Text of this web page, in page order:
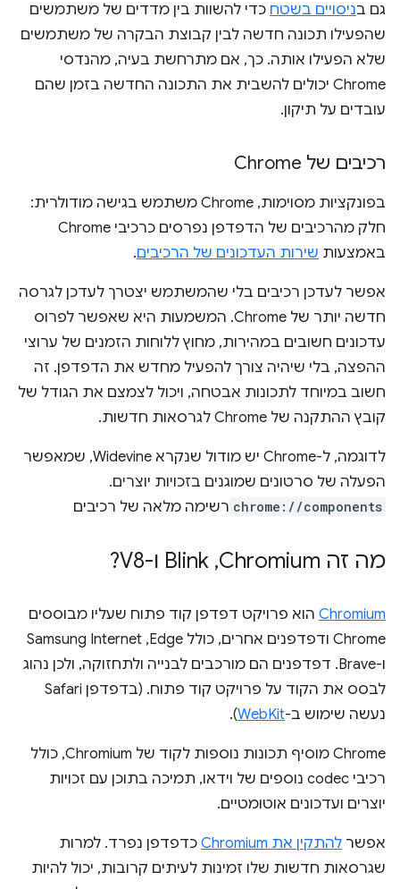
גם בניסויים בשטח כדי להשוות בין מדדים של משתמשים
שהפעילו תכונה חדשה לבין קבוצת הבקרה של משתמשים
שלא הפעילו אותה. כך, אם מתרחשת בעיה, מהנדסי
Chrome יכולים להשבית את התכונה החדשה בזמן שהם
עובדים על תיקון.
רכיבים של Chrome
בפונקציות מסוימות, Chrome משתמש בגישה מודולרית:
חלק מהרכיבים של הדפדפן נפרסים כרכיבי Chrome
באמצעות שירות העדכונים של הרכיבים.
אפשר לעדכן רכיבים בלי שהמשתמש יצטרך לעדכן לגרסה
חדשה יותר של Chrome. המשמעות היא שאפשר לפרוס
עדכונים חשובים במהירות, מחוץ ללוחות הזמנים של ערוצי
ההפצה, בלי שיהיה צורך להפעיל מחדש את הדפדפן. זה
חשוב במיוחד לתכונות אבטחה, ויכול לצמצם את הגודל של
קובץ ההתקנה של Chrome לגרסאות חדשות.
לדוגמה, ל-Chrome יש מודול שנקרא Widevine, שמאפשר
הפעלה של סרטונים שמוגנים בזכויות יוצרים.
chrome://components רשימה מלאה של רכיבים
מה זה Chromium ,
Chromium הוא פרויקט דפדפן קוד פתוח שעליו מבוססים
Chrome ודפדפנים אחרים, כולל Edge,‏ Samsung Internet
ו-Brave. דפדפנים הם מורכבים לבנייה ולתחזוקה, ולכן נהוג
לבסס את הקוד על פרויקט קוד פתוח. (בדפדפן Safari
נעשה שימוש ב-WebKit
).
‫Chrome מוסיף תכונות נוספות לקוד של Chromium, כולל
רכיבי codec נוספים של וידאו, תמיכה בתוכן עם זכויות
יוצרים ועדכונים אוטומטיים.
אפשר להתקין את Chromium
כדפדפן נפרד. למרות
שגרסאות חדשות שלו זמינות לעיתים קרובות, יכול להיות